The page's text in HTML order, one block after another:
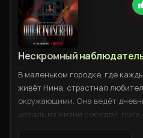
Нескромный
В маленьком городке, где
живёт Нина, страстная
окружающими. Она ведёт
деталь из жизни соседей,